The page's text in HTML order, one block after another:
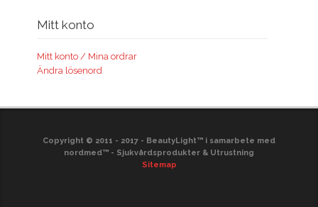
Mitt konto
Mitt konto / Mina ordrar
Ändra lösenord
Copyright © 2011 - 2017 - BeautyLight™ i samarbete med
nordmed™ - Sjukvårdsprodukter & Utrustning
Sitemap